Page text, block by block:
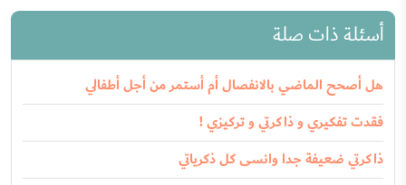
أسئلة ذات صلة
هل أصحح الماضي بالانفصال أم أستمر من أجل أطفالي
فقدت تفكيري و ذاكرتي و تركيزي !
ذاكرتي ضعيفة جدا وانسى كل ذكرياتي